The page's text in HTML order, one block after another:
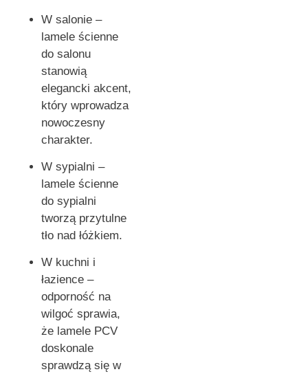
W salonie –
lamele ścienne
do salonu
stanowią
elegancki akcent,
który wprowadza
nowoczesny
charakter.
W sypialni –
lamele ścienne
do sypialni
tworzą przytulne
tło nad łóżkiem.
W kuchni i
łazience –
odporność na
wilgoć sprawia,
że lamele PCV
doskonale
sprawdzą się w